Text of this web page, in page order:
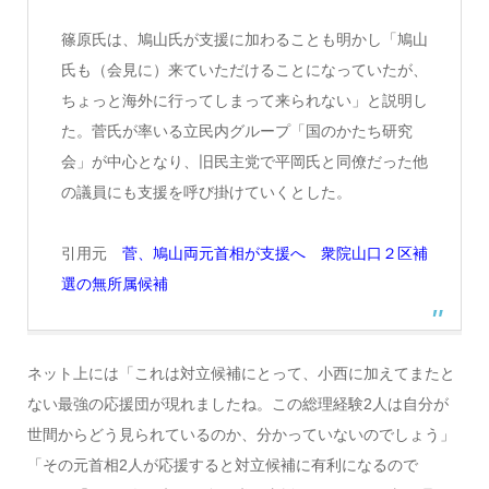
篠原氏は、鳩山氏が支援に加わることも明かし「鳩山
氏も（会見に）来ていただけることになっていたが、
ちょっと海外に行ってしまって来られない」と説明し
た。菅氏が率いる立民内グループ「国のかたち研究
会」が中心となり、旧民主党で平岡氏と同僚だった他
の議員にも支援を呼び掛けていくとした。
引用元 菅、鳩山両元首相が支援へ 衆院山口２区補
選の無所属候補
ネット上には「これは対立候補にとって、小西に加えてまたと
ない最強の応援団が現れましたね。この総理経験2人は自分が
世間からどう見られているのか、分かっていないのでしょう」
「その元首相2人が応援すると対立候補に有利になるので